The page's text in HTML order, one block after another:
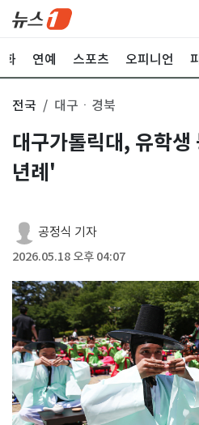
화 연예 스포츠 오피니언
전국 대구ㆍ경북
대구가톨릭대, 유학
년례'
공정식 기자
2026.05.18 오후 04:07